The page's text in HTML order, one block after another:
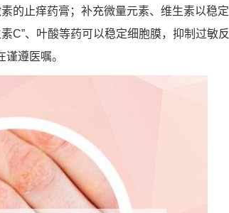
的止痒药膏；补充微量元素、维生素以稳定
C”、叶酸等药可以稳定细胞膜，抑制过敏反
遵医嘱。